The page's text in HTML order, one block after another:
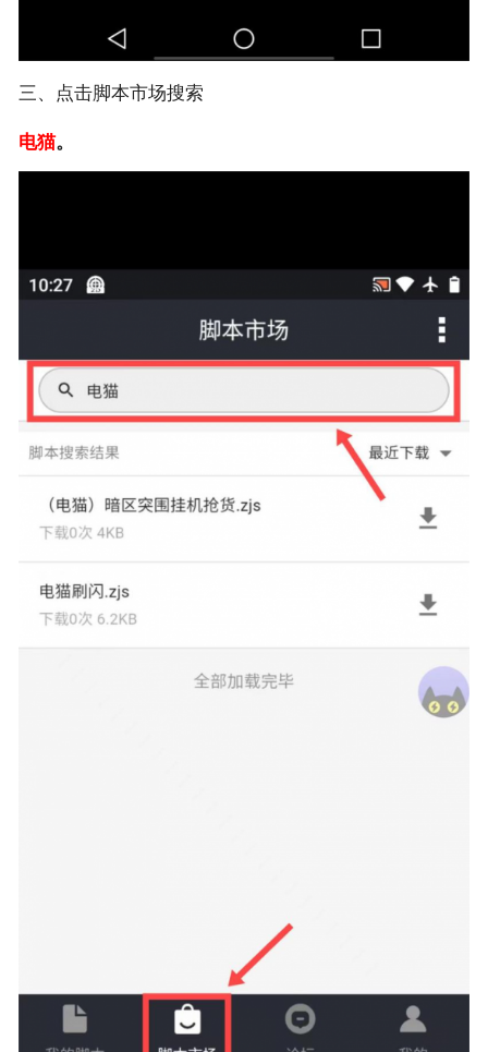
三、点击脚本市场搜索
电猫。